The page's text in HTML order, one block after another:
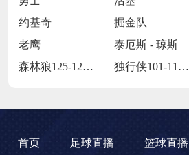
约基奇
掘金队
老鹰
泰厄斯 - 琼斯
森林狼125-127不敌灰熊
独行侠101-112被掘金
首页 足球直播 篮球直播